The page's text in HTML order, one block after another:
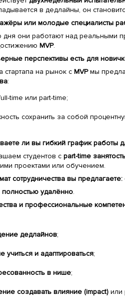
в дедлайны, он
или молодые специалисты
дня они работают над реальными
MVP.
перспективы есть для
стартапа на рынок сMVPмы
:
time или part-time;
сохранить за собой
ли вы гибкий график работы
студентов сpart-time
проектами или обучением.
сотрудничества вы
полностью удалённо.
и профессиональные
дедлайнов;
учиться и адаптироваться;
в нише;
создавать влияние (impact) или